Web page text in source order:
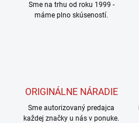
Sme na trhu od roku 1999 -
máme plno skúseností.
ORIGINÁLNE NÁRADIE
Sme autorizovaný predajca
každej značky u nás v ponuke.